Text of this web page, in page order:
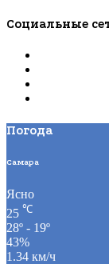
Социальные
Погода
Самара
Ясно
25 ℃
28º - 19º
43%
1.34 км/ч